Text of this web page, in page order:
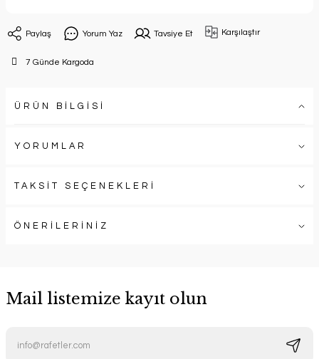
Paylaş Yorum Yaz Tavsiye Et Karşılaştır
7 Günde Kargoda
ÜRÜN BİLGİSİ
YORUMLAR
TAKSİT SEÇENEKLERİ
ÖNERİLERİNİZ
Mail listemize kayıt olun